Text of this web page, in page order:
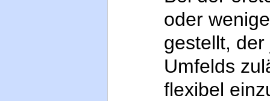
oder
gestellt,
Umfelds
flexibel